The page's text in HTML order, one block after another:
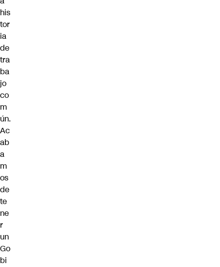
his
tor
ia
de
tra
ba
jo
co
m
ún.
Ac
ab
a
m
os
de
te
ne
r
un
Go
bi